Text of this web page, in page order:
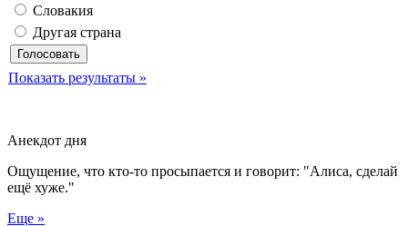
Словакия
Другая страна
Показать результаты »
Анекдот дня
Ощущение, что кто-то просыпается и говорит: "Алиса, сделай
ещё хуже."
Еще »